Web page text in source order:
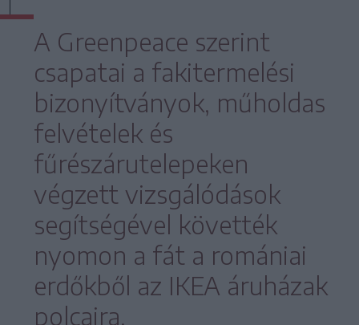
A Greenpeace szerint
csapatai a fakitermelési
bizonyítványok, műholdas
felvételek és
fűrészárutelepeken
végzett vizsgálódások
segítségével követték
nyomon a fát a romániai
erdőkből az IKEA áruházak
polcaira.